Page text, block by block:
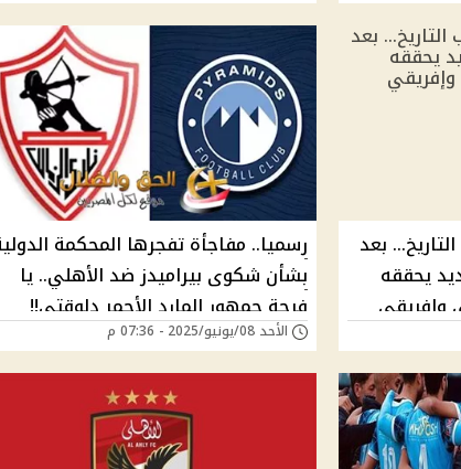
بعد
يحققه
وإفريقي
رسميا.. مفاجأة تفجرها المحكمة
بشأن شكوى بيراميدز ضد الأهلي.. يا
فرحة جمهور المارد الأحمر دلوقتي!!
الأحد 08/يونيو/2025 - 07:36 م